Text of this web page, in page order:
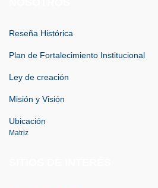
Reseña Histórica
Plan de Fortalecimiento Institucional
Ley de creación
Misión y Visión
Ubicación
Matriz